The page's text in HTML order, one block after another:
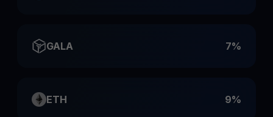
GALA 7%
ETH 9%